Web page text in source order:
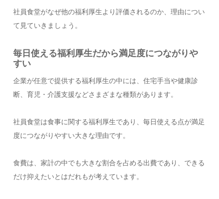
社員食堂がなぜ他の福利厚生より評価されるのか、理由につい
て見ていきましょう。
毎日使える福利厚生だから満足度につながりや
すい
企業が任意で提供する福利厚生の中には、住宅手当や健康診
断、育児・介護支援などさまざまな種類があります。
社員食堂は食事に関する福利厚生であり、毎日使える点が満足
度につながりやすい大きな理由です。
食費は、家計の中でも大きな割合を占める出費であり、できる
だけ抑えたいとはだれもが考えています。